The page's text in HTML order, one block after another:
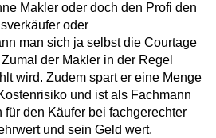
Makler oder doch den Profi den
oder
man sich ja selbst die Courtage
der Makler in der Regel
wird. Zudem spart er eine Menge
und ist als Fachmann
für den Käufer bei fachgerechter
und sein Geld wert.